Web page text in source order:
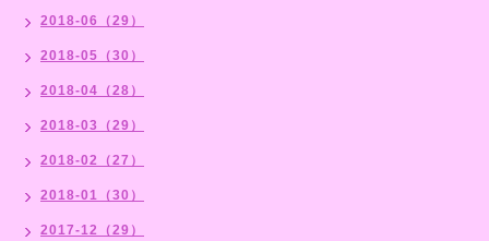
2018-06（29）
2018-05（30）
2018-04（28）
2018-03（29）
2018-02（27）
2018-01（30）
2017-12（29）